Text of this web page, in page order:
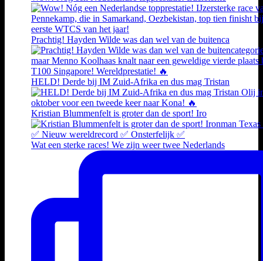
Prachtig! Hayden Wilde was dan wel van de buitenca
HELD! Derde bij IM Zuid-Afrika en dus mag Tristan
Kristian Blummenfelt is groter dan de sport! Iro
Wat een sterke races! We zijn weer twee Nederlands